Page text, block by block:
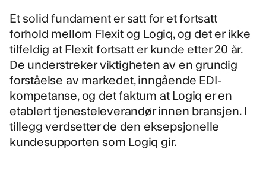
Et solid fundament er satt for et fortsatt
forhold mellom Flexit og Logiq, og det er ikke
tilfeldig at Flexit fortsatt er kunde etter 20 år.
De understreker viktigheten av en grundig
forståelse av markedet, inngående EDI-
kompetanse, og det faktum at Logiq er en
etablert tjenesteleverandør innen bransjen. I
tillegg verdsetter de den eksepsjonelle
kundesupporten som Logiq gir.